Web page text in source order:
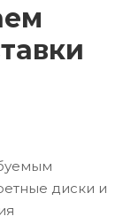
диски и